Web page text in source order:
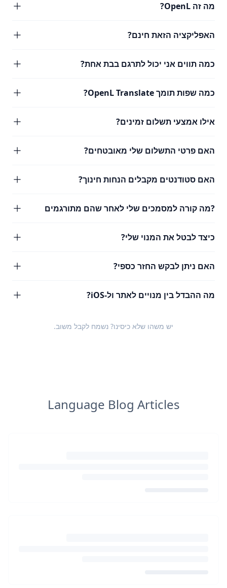
מה זה OpenL?
האפליקציה הזאת חינם?
כמה תווים אני יכול לתרגם בבת אחת?
כמה שפות תומך OpenL Translate?
אילו אמצעי תשלום זמינים?
האם פרטי התשלום שלי מאובטחים?
האם סטודנטים מקבלים הנחות חינוך?
?מה קורה למסמכים שלי לאחר שהם מתורגמים
כיצד לבטל את המנוי שלי?
האם ניתן לבקש החזר כספי?
מה ההבדל בין מנויים לאתר ול-iOS?
יש משהו שלא כיסינו? נשמח לקבל משוב.
Language Blog Articles